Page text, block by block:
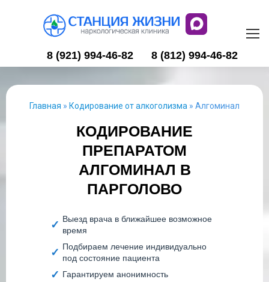
8 (921) 994-46-82 8 (812) 994-46-82
Главная » Кодирование от алкоголизма » Алгоминал
КОДИРОВАНИЕ
ПРЕПАРАТОМ
АЛГОМИНАЛ В
ПАРГОЛОВО
Выезд врача в ближайшее возможное
время
Подбираем лечение индивидуально
под состояние пациента
Гарантируем анонимность